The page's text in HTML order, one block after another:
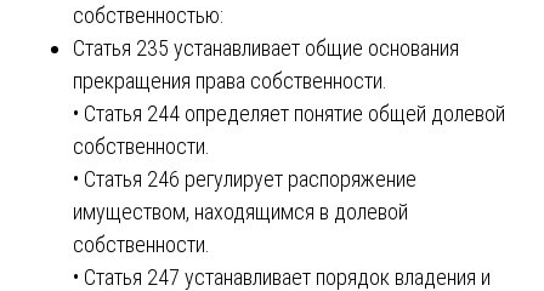
собственностью:
Статья 235 устанавливает общие основания
прекращения права собственности.
• Статья 244 определяет понятие общей долевой
собственности.
• Статья 246 регулирует распоряжение
имуществом, находящимся в долевой
собственности.
• Статья 247 устанавливает порядок владения и